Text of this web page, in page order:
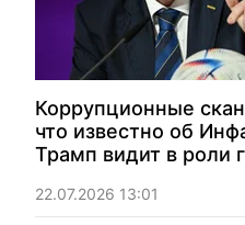
Коррупционные
что известно об
Трамп видит в роли
22.07.2026 13:01